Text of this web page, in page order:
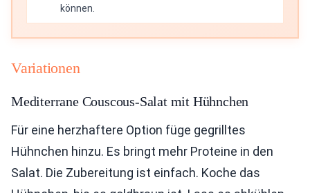
können.
Variationen
Mediterrane Couscous-Salat mit Hühnchen
Für eine herzhaftere Option füge gegrilltes
Hühnchen hinzu. Es bringt mehr Proteine in den
Salat. Die Zubereitung ist einfach. Koche das